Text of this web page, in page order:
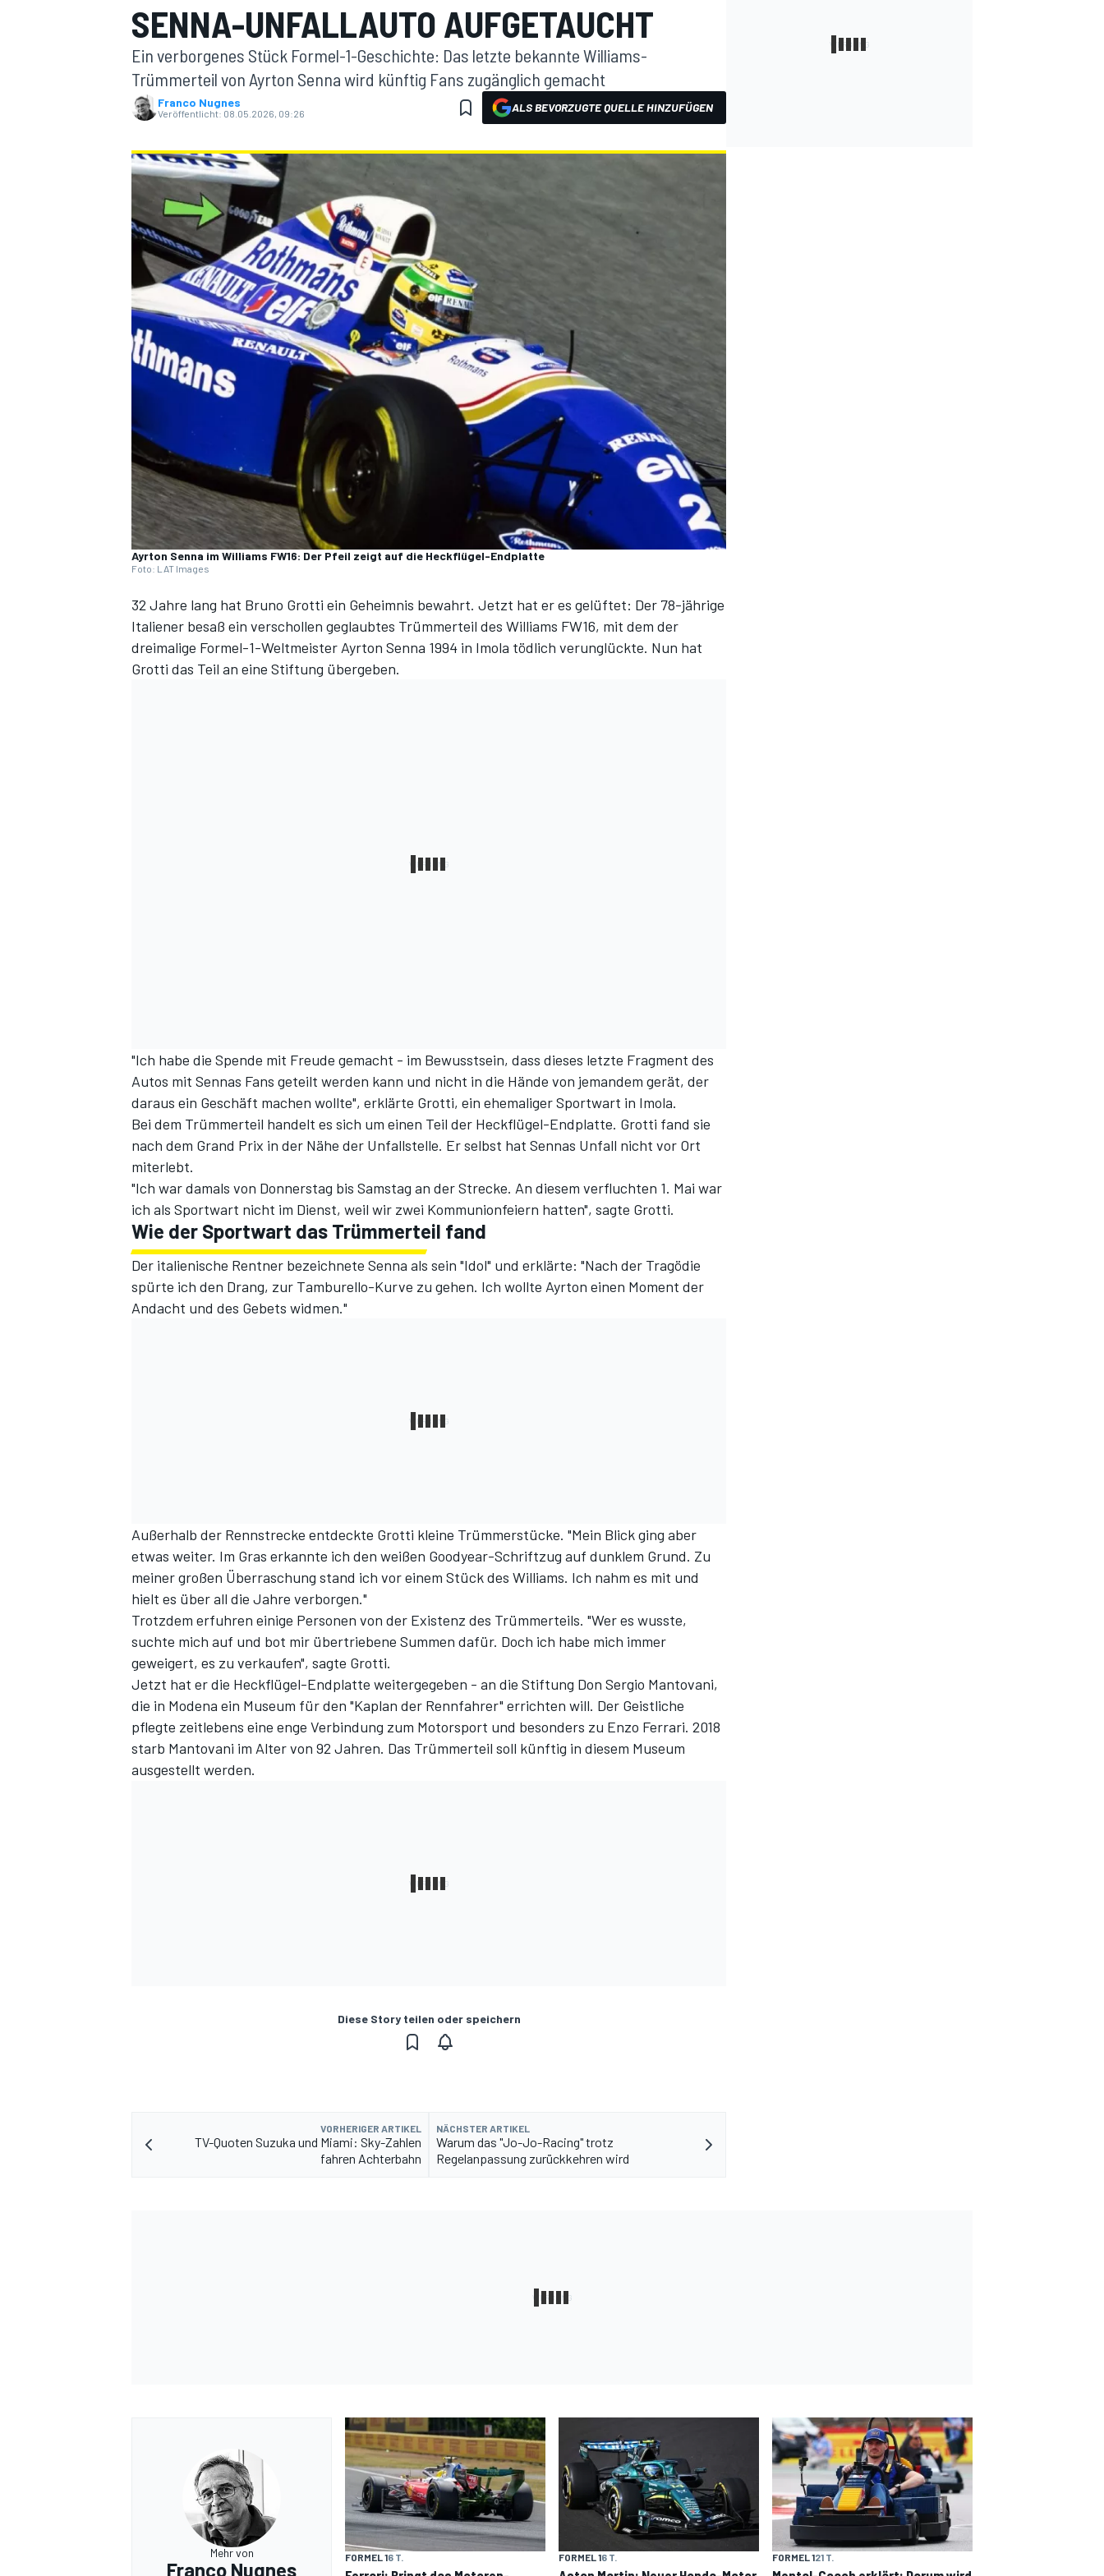
MOTOGP
DTM
SPORTWAGEN
SENNA-UNFALLAUTO AUFGETAUCHT
Ein verborgenes Stück Formel-1-Geschichte: Das letzte bekannte Williams-
Trümmerteil von Ayrton Senna wird künftig Fans zugänglich gemacht
Franco Nugnes
Veröffentlicht: 08.05.2026, 09:26 ALS BEVORZUGTE QUELLE HINZUFÜGEN
Ayrton Senna im Williams FW16: Der Pfeil zeigt auf die Heckflügel-Endplatte
Foto: LAT Images
32 Jahre lang hat Bruno Grotti ein Geheimnis bewahrt. Jetzt hat er es gelüftet: Der 78-jährige
Italiener besaß ein verschollen geglaubtes Trümmerteil des Williams FW16, mit dem der
dreimalige Formel-1-Weltmeister Ayrton Senna 1994 in Imola tödlich verunglückte. Nun hat
Grotti das Teil an eine Stiftung übergeben.
"Ich habe die Spende mit Freude gemacht - im Bewusstsein, dass dieses letzte Fragment des
Autos mit Sennas Fans geteilt werden kann und nicht in die Hände von jemandem gerät, der
daraus ein Geschäft machen wollte", erklärte Grotti, ein ehemaliger Sportwart in Imola.
Bei dem Trümmerteil handelt es sich um einen Teil der Heckflügel-Endplatte. Grotti fand sie
nach dem Grand Prix in der Nähe der Unfallstelle. Er selbst hat Sennas Unfall nicht vor Ort
miterlebt.
"Ich war damals von Donnerstag bis Samstag an der Strecke. An diesem verfluchten 1. Mai war
ich als Sportwart nicht im Dienst, weil wir zwei Kommunionfeiern hatten", sagte Grotti.
Wie der Sportwart das Trümmerteil fand
Der italienische Rentner bezeichnete Senna als sein "Idol" und erklärte: "Nach der Tragödie
spürte ich den Drang, zur Tamburello-Kurve zu gehen. Ich wollte Ayrton einen Moment der
Andacht und des Gebets widmen."
Außerhalb der Rennstrecke entdeckte Grotti kleine Trümmerstücke. "Mein Blick ging aber
etwas weiter. Im Gras erkannte ich den weißen Goodyear-Schriftzug auf dunklem Grund. Zu
meiner großen Überraschung stand ich vor einem Stück des Williams. Ich nahm es mit und
hielt es über all die Jahre verborgen."
Trotzdem erfuhren einige Personen von der Existenz des Trümmerteils. "Wer es wusste,
suchte mich auf und bot mir übertriebene Summen dafür. Doch ich habe mich immer
geweigert, es zu verkaufen", sagte Grotti.
Jetzt hat er die Heckflügel-Endplatte weitergegeben - an die Stiftung Don Sergio Mantovani,
die in Modena ein Museum für den "Kaplan der Rennfahrer" errichten will. Der Geistliche
pflegte zeitlebens eine enge Verbindung zum Motorsport und besonders zu Enzo Ferrari. 2018
starb Mantovani im Alter von 92 Jahren. Das Trümmerteil soll künftig in diesem Museum
ausgestellt werden.
Diese Story teilen oder speichern
VORHERIGER ARTIKEL
TV-Quoten Suzuka und Miami: Sky-Zahlen
fahren Achterbahn
NÄCHSTER ARTIKEL
Warum das "Jo-Jo-Racing" trotz
Regelanpassung zurückkehren wird
Mehr von
Franco Nugnes
FORMEL 16 T. FORMEL 16 T. FORMEL 121 T.